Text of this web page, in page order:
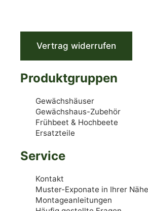
Vertrag widerrufen
Produktgruppen
Gewächshäuser
Gewächshaus-Zubehör
Frühbeet & Hochbeete
Ersatzteile
Service
Kontakt
Muster-Exponate in Ihrer Nähe
Montageanleitungen